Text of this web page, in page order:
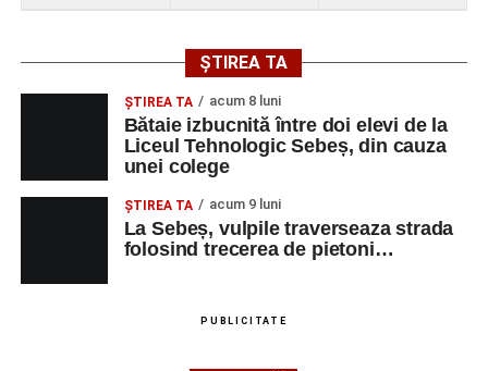
ȘTIREA TA
ŞTIREA TA acum 8 luni
Bătaie izbucnită între doi elevi de la
Liceul Tehnologic Sebeș, din cauza
unei colege
ŞTIREA TA acum 9 luni
La Sebeș, vulpile traverseaza strada
folosind trecerea de pietoni…
PUBLICITATE